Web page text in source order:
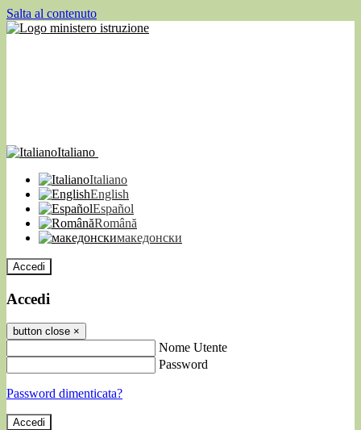
Salta al contenuto
Italiano
Italiano
English
Español
Română
македонски
Accedi
Accedi
button close ×
Nome Utente
Password
Password dimenticata?